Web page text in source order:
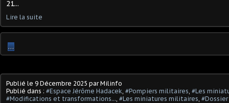
21...
Lire la suite
…
Publié le 9 Décembre 2025 par Milinfo
Publié dans : #Espace Jérôme Hadacek, #Pompiers militaires, #Les
#Modifications et transformations..., #Les miniatures militaires, #Dossier